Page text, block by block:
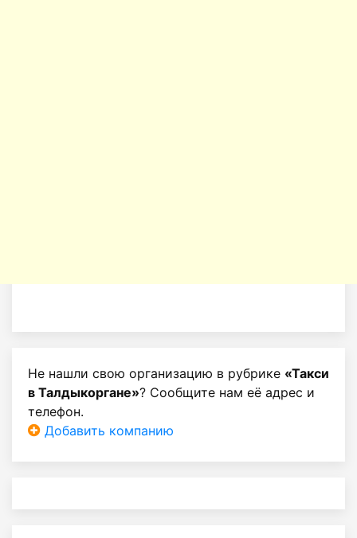
Не нашли свою организацию в рубрике «Такси
в Талдыкоргане»? Сообщите нам её адрес и
телефон.
Добавить компанию